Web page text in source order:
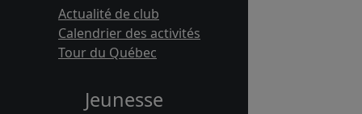
Actualité de club
Calendrier des activités
Tour du Québec
Jeunesse